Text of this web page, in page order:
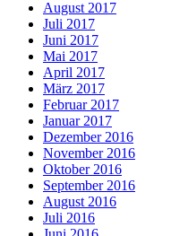
August 2017
Juli 2017
Juni 2017
Mai 2017
April 2017
März 2017
Februar 2017
Januar 2017
Dezember 2016
November 2016
Oktober 2016
September 2016
August 2016
Juli 2016